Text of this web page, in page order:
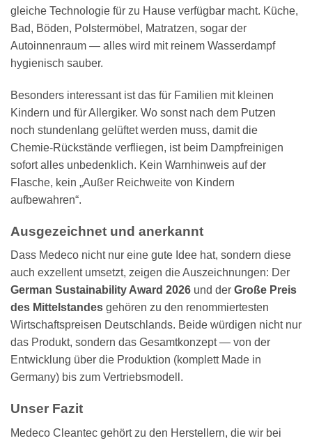
gleiche Technologie für zu Hause verfügbar macht. Küche,
Bad, Böden, Polstermöbel, Matratzen, sogar der
Autoinnenraum — alles wird mit reinem Wasserdampf
hygienisch sauber.
Besonders interessant ist das für Familien mit kleinen
Kindern und für Allergiker. Wo sonst nach dem Putzen
noch stundenlang gelüftet werden muss, damit die
Chemie-Rückstände verfliegen, ist beim Dampfreinigen
sofort alles unbedenklich. Kein Warnhinweis auf der
Flasche, kein „Außer Reichweite von Kindern
aufbewahren“.
Ausgezeichnet und anerkannt
Dass Medeco nicht nur eine gute Idee hat, sondern diese
auch exzellent umsetzt, zeigen die Auszeichnungen: Der
German Sustainability Award 2026 und der Große Preis
des Mittelstandes gehören zu den renommiertesten
Wirtschaftspreisen Deutschlands. Beide würdigen nicht nur
das Produkt, sondern das Gesamtkonzept — von der
Entwicklung über die Produktion (komplett Made in
Germany) bis zum Vertriebsmodell.
Unser Fazit
Medeco Cleantec gehört zu den Herstellern, die wir bei